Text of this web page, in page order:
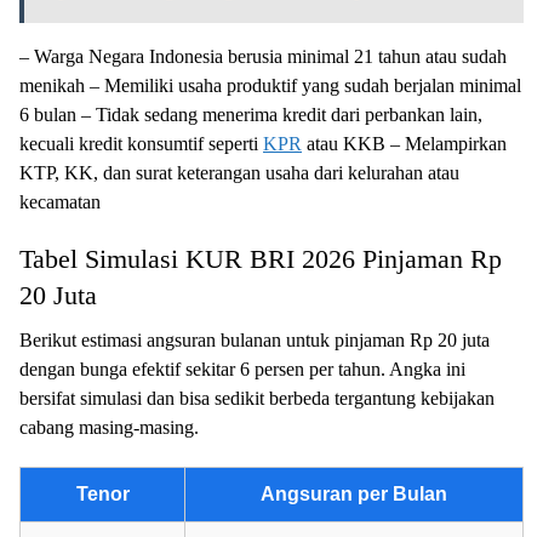
– Warga Negara Indonesia berusia minimal 21 tahun atau sudah
menikah – Memiliki usaha produktif yang sudah berjalan minimal
6 bulan – Tidak sedang menerima kredit dari perbankan lain,
kecuali kredit konsumtif seperti KPR atau KKB – Melampirkan
KTP, KK, dan surat keterangan usaha dari kelurahan atau
kecamatan
Tabel Simulasi KUR BRI 2026 Pinjaman Rp
20 Juta
Berikut estimasi angsuran bulanan untuk pinjaman Rp 20 juta
dengan bunga efektif sekitar 6 persen per tahun. Angka ini
bersifat simulasi dan bisa sedikit berbeda tergantung kebijakan
cabang masing-masing.
Tenor Angsuran per Bulan